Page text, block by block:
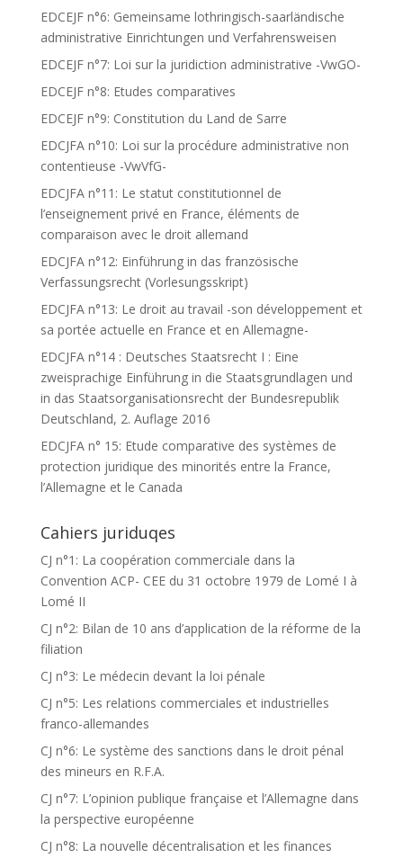
EDCEJF n°6: Gemeinsame lothringisch-saarländische
administrative Einrichtungen und Verfahrensweisen
EDCEJF n°7: Loi sur la juridiction administrative -VwGO-
EDCEJF n°8: Etudes comparatives
EDCEJF n°9: Constitution du Land de Sarre
EDCJFA n°10: Loi sur la procédure administrative non
contentieuse -VwVfG-
EDCJFA n°11: Le statut constitutionnel de
l’enseignement privé en France, éléments de
comparaison avec le droit allemand
EDCJFA n°12: Einführung in das französische
Verfassungsrecht (Vorlesungsskript)
EDCJFA n°13: Le droit au travail -son développement et
sa portée actuelle en France et en Allemagne-
EDCJFA n°14 : Deutsches Staatsrecht I : Eine
zweisprachige Einführung in die Staatsgrundlagen und
in das Staatsorganisationsrecht der Bundesrepublik
Deutschland, 2. Auflage 2016
EDCJFA n° 15: Etude comparative des systèmes de
protection juridique des minorités entre la France,
l’Allemagne et le Canada
Cahiers juriduqes
CJ n°1: La coopération commerciale dans la
Convention ACP- CEE du 31 octobre 1979 de Lomé I à
Lomé II
CJ n°2: Bilan de 10 ans d’application de la réforme de la
filiation
CJ n°3: Le médecin devant la loi pénale
CJ n°5: Les relations commerciales et industrielles
franco-allemandes
CJ n°6: Le système des sanctions dans le droit pénal
des mineurs en R.F.A.
CJ n°7: L’opinion publique française et l’Allemagne dans
la perspective européenne
CJ n°8: La nouvelle décentralisation et les finances